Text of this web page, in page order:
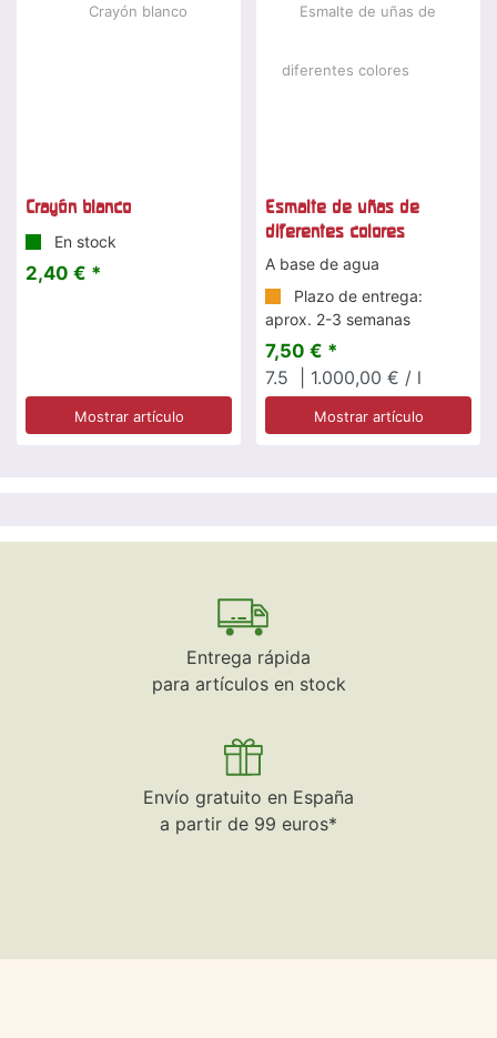
Crayón blanco
En stock
2,40 € *
Mostrar artículo
Esmalte de uñas de
diferentes colores
A base de agua
Plazo de entrega:
aprox. 2-3 semanas
7,50 € *
7.5
| 1.000,00 € / l
Mostrar artículo
Entrega rápida
para artículos en stock
Envío gratuito en España
a partir de 99 euros*